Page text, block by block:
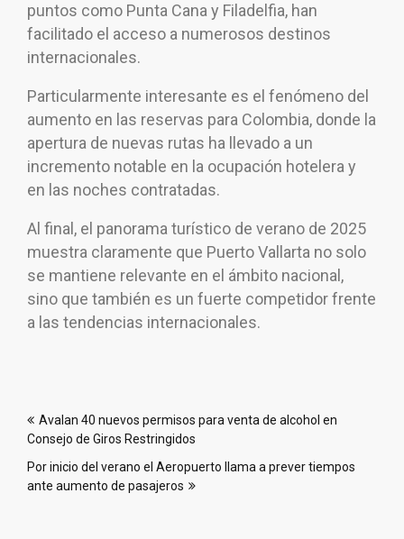
puntos como Punta Cana y Filadelfia, han
facilitado el acceso a numerosos destinos
internacionales.
Particularmente interesante es el fenómeno del
aumento en las reservas para Colombia, donde la
apertura de nuevas rutas ha llevado a un
incremento notable en la ocupación hotelera y
en las noches contratadas.
Al final, el panorama turístico de verano de 2025
muestra claramente que Puerto Vallarta no solo
se mantiene relevante en el ámbito nacional,
sino que también es un fuerte competidor frente
a las tendencias internacionales.
de
entradas
Avalan 40 nuevos permisos para venta de alcohol en
Consejo de Giros Restringidos
Por inicio del verano el Aeropuerto llama a prever tiempos
ante aumento de pasajeros